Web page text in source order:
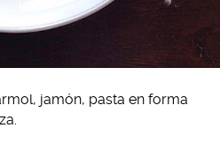
jamón, pasta en forma